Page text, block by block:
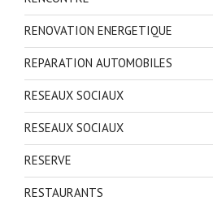
RENOVATION ENERGETIQUE
REPARATION AUTOMOBILES
RESEAUX SOCIAUX
RESEAUX SOCIAUX
RESERVE
RESTAURANTS